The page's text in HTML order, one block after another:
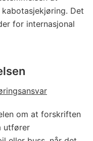
Det
for internasjonal
om at forskriften
utfører